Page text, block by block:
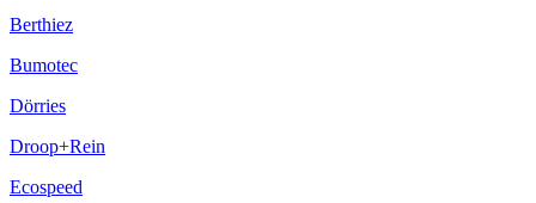
Berthiez
Bumotec
Dörries
Droop+Rein
Ecospeed